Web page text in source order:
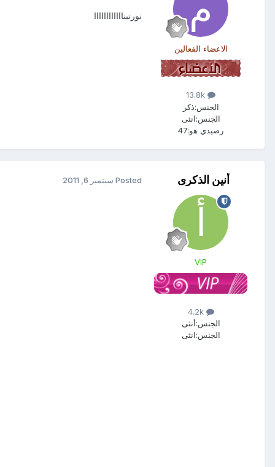
الاعضاء الفعالين
الجنس:ذكر
الجنس:انثى
رصيدي هو:47
نورتيناااااااااااا
أنين الذكرى
VIP
4.2k
الجنس:أنثى
الجنس:انثى
Posted سبتمبر 6, 2011